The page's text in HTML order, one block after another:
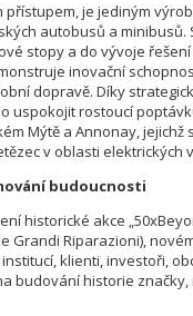
přístupem, je jediným
autobusů a minibusů.
stopy a do vývoje
inovační
dopravě. Díky
uspokojit rostoucí
Mýtě a Annonay,
v oblasti elektrických
budoucnosti
historické akce
Grandi Riparazioni),
klienti, investoři,
budování historie